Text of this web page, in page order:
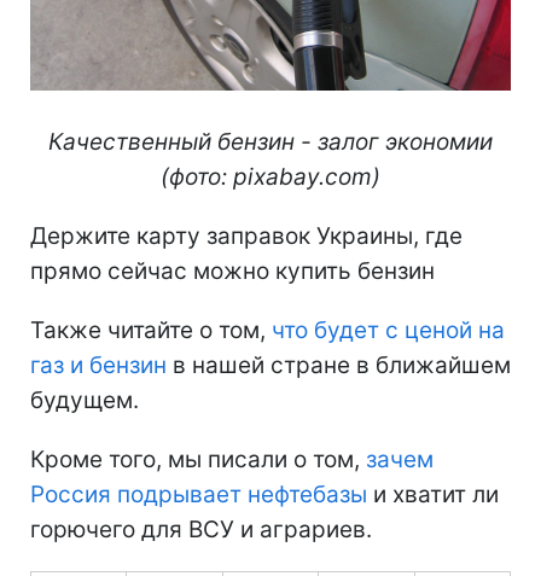
Качественный бензин - залог экономии
(фото: pixabay.com)
Держите карту заправок Украины, где
прямо сейчас можно купить бензин
Также читайте о том, что будет с ценой на
газ и бензин в нашей стране в ближайшем
будущем.
Кроме того, мы писали о том, зачем
Россия подрывает нефтебазы и хватит ли
горючего для ВСУ и аграриев.